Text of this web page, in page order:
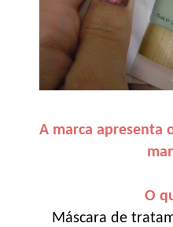
A marca apresenta
O
Máscara de